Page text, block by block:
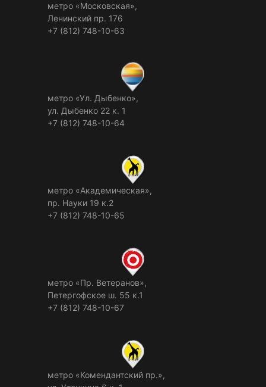
метро «Московская»,
Ленинский пр. 176
+7 (812) 748-10-63
метро «Ул. Дыбенко»,
ул. Дыбенко 22 к. 1
+7 (812) 748-10-64
метро «Академическая»,
пр. Науки 19 к.2
+7 (812) 748-10-65
метро «Пр. Ветеранов»,
Петергофское ш. 55 к.1
+7 (812) 748-10-67
метро «Комендантский пр.»,